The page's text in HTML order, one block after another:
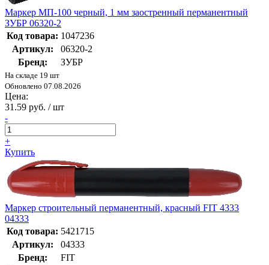
Маркер МП-100 черный, 1 мм заостренный перманентный
ЗУБР 06320-2
Код товара: 1047236
Артикул:
06320-2
Бренд:
ЗУБР
На складе 19 шт
Обновлено 07.08.2026
Цена:
31.59 руб. / шт
-
+
Купить
Маркер строительный перманентный, красный FIT 4333
04333
Код товара: 5421715
Артикул:
04333
Бренд:
FIT